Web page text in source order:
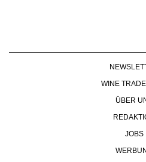
WINE
ÜBER
JOBS